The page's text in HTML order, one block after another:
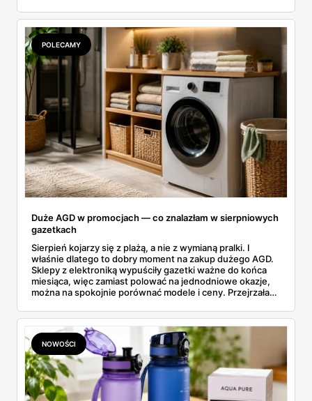
rozpiska: co dokładnie sprzedaje Lidl, ile kosztują
odpowiedniki u producenta i komu ten zakup naprawdę
się opłaci.
POLECAMY
Duże AGD w promocjach — co znalazłam w sierpniowych
gazetkach
Sierpień kojarzy się z plażą, a nie z wymianą pralki. I
właśnie dlatego to dobry moment na zakup dużego AGD.
Sklepy z elektroniką wypuściły gazetki ważne do końca
miesiąca, więc zamiast polować na jednodniowe okazje,
można na spokojnie porównać modele i ceny. Przejrzałam
znalazłam, z cenami i terminami.
NOWOŚCI